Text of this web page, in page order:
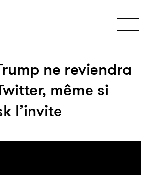
ne reviendra
même si
l’invite